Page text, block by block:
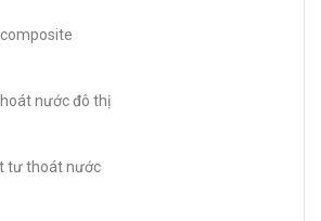
nước đô thị
tư thoát nước